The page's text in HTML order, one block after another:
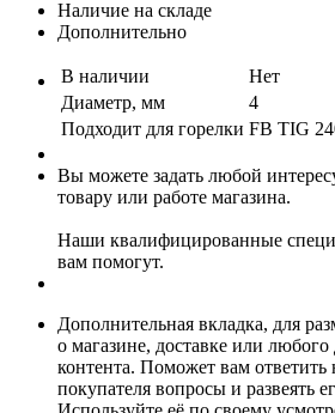
Наличие на складе
Дополнительно
В наличии
Нет
Диаметр, мм
4
Подходит для горелки FB TIG
Вы можете задать любой
товару или работе магазина.
Наши квалифицированные
вам помогут.
Дополнительная вкладка, для
о магазине, доставке или
контента. Поможет вам
покупателя вопросы и развеять